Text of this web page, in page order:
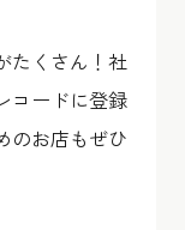
たくさん！社
コードに登録
のお店もぜひ